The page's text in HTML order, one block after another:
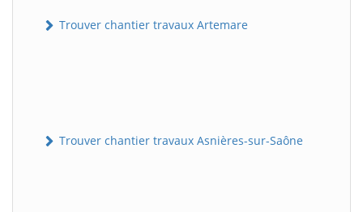
Trouver chantier travaux Artemare
Trouver chantier travaux Asnières-sur-Saône